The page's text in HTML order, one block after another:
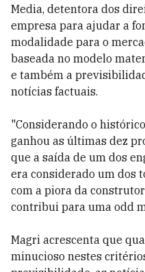
Media, detentora dos
empresa para ajudar a
modalidade para o
baseada no modelo
e também a
notícias factuais.
"Considerando o
ganhou as últimas dez
que a saída de um dos
era considerado um dos
com a piora da
contribui para uma odd
Magri acrescenta que
minucioso nestes